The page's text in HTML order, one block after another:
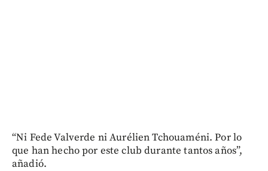
“Ni Fede Valverde ni Aurélien Tchouaméni. Por lo
que han hecho por este club durante tantos años”,
añadió.